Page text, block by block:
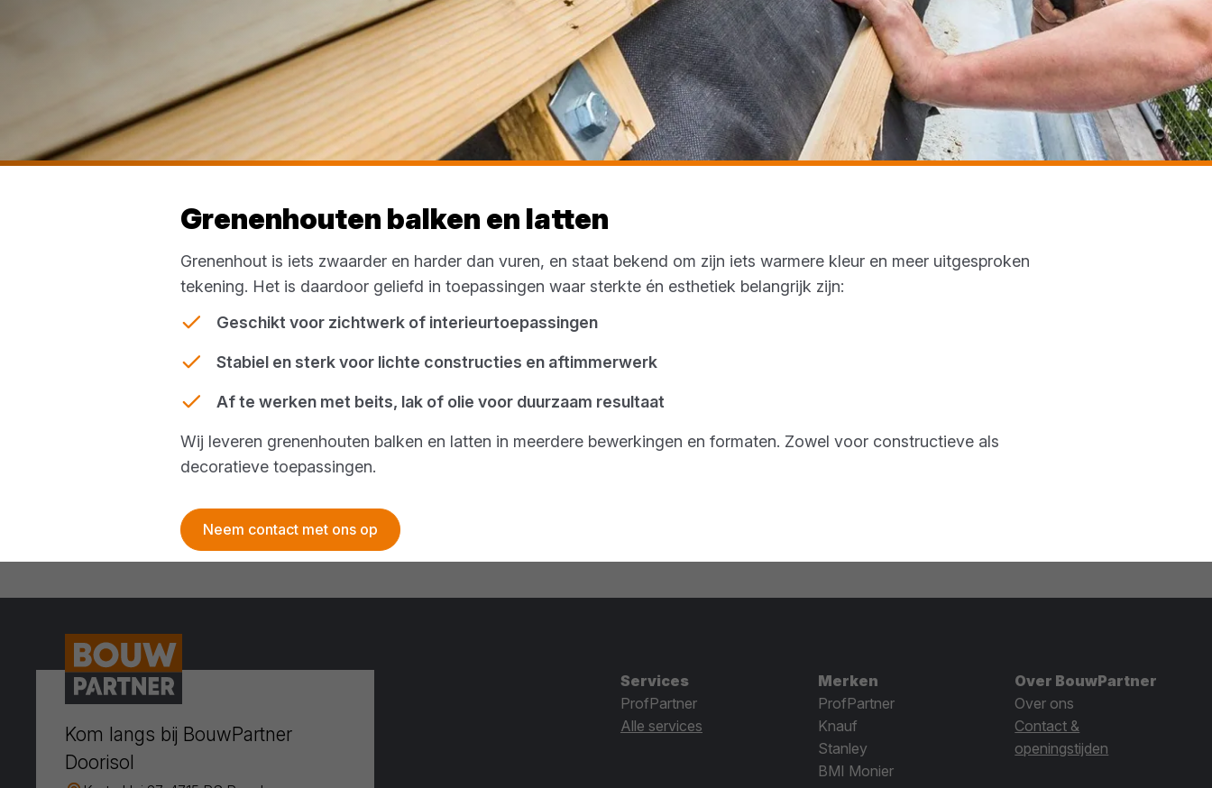
Grenenhouten balken en latten
Grenenhout is iets zwaarder en harder dan vuren, en staat bekend om zijn iets warmere kleur en meer uitgesproken
tekening. Het is daardoor geliefd in toepassingen waar sterkte én esthetiek belangrijk zijn:
Geschikt voor zichtwerk of interieurtoepassingen
Stabiel en sterk voor lichte constructies en aftimmerwerk
Af te werken met beits, lak of olie voor duurzaam resultaat
Wij leveren grenenhouten balken en latten in meerdere bewerkingen en formaten. Zowel voor constructieve als
decoratieve toepassingen.
Neem contact met ons op
Kom langs bij BouwPartner
Doorisol
Services
ProfPartner
Alle services
Merken
ProfPartner
Knauf
Stanley
BMI Monier
Over BouwPartner
Over ons
Contact &
openingstijden